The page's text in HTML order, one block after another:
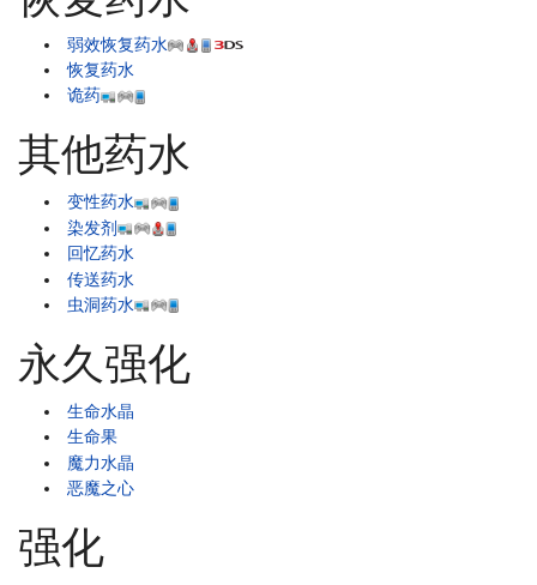
弱效恢复药水
恢复药水
诡药
其他药水
变性药水
染发剂
回忆药水
传送药水
虫洞药水
永久强化
生命水晶
生命果
魔力水晶
恶魔之心
强化